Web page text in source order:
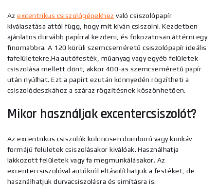
Azexcentrikus csiszológépekhez való csiszolópapír
kiválasztása attól függ, hogy mit kíván csiszolni. Kezdetben
ajánlatos durvább papírral kezdeni, és fokozatosan áttérni egy
finomabbra. A 120 körüli szemcseméretű csiszolópapír ideális
fafelületekre.Ha autófesték, műanyag vagy egyéb felületek
csiszolása mellett dönt, akkor 400-as szemcseméretű papír
után nyúlhat. Ezt a papírt ezután könnyedén rögzítheti a
csiszolódeszkához a száraz rögzítésnek köszönhetően.
Mikor használjak excentercsiszolót?
Az excentrikus csiszolók különösen domború vagy konkáv
formájú felületek csiszolásakor kiválóak. Használhatja
lakkozott felületek vagy fa megmunkálásakor. Az
excentercsiszolóval autókról eltávolíthatjuk a festéket, de
használhatjuk durvacsiszolásra és simításra is.